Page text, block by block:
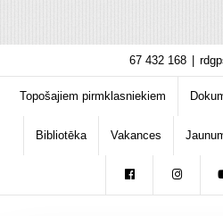
content
67 432 168
Topošajiem pirmklasniekiem
Bibliotēka Vakances